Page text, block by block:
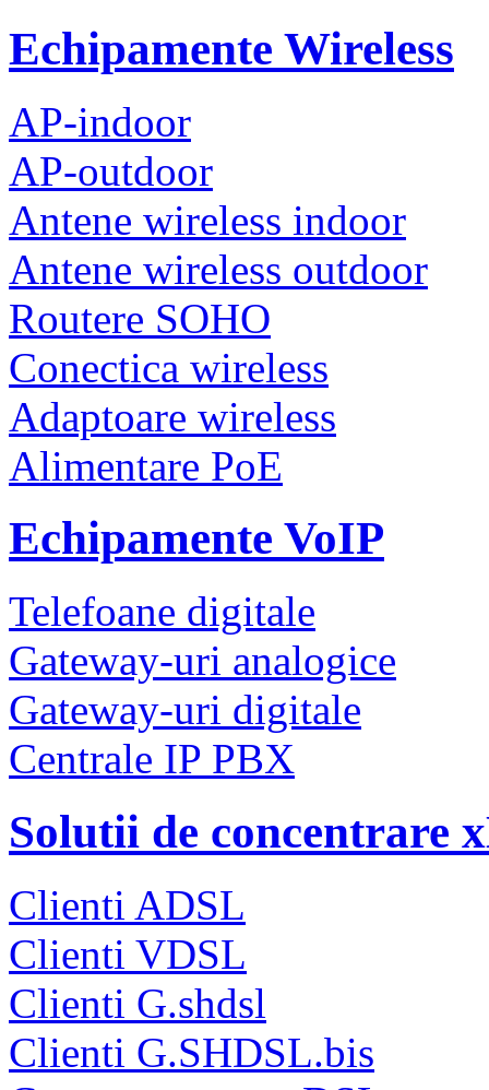
Echipamente Wireless
AP-indoor
AP-outdoor
Antene wireless indoor
Antene wireless outdoor
Routere SOHO
Conectica wireless
Adaptoare wireless
Alimentare PoE
Echipamente VoIP
Telefoane digitale
Gateway-uri analogice
Gateway-uri digitale
Centrale IP PBX
Solutii de concentrare
Clienti ADSL
Clienti VDSL
Clienti G.shdsl
Clienti G.SHDSL.bis